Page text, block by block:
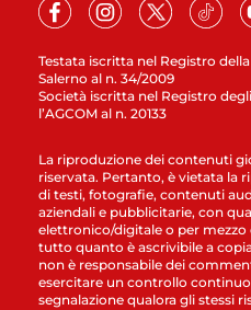
Testata iscritta nel Registro
Salerno al n. 34/2009
Società iscritta nel Registro
l’AGCOM al n. 20133
La riproduzione dei contenuti
riservata. Pertanto, è vietata la
di testi, fotografie, contenuti
aziendali e pubblicitarie, con
elettronico/digitale o per
tutto quanto è ascrivibile a
non è responsabile dei
esercitare un controllo
segnalazione qualora gli stessi